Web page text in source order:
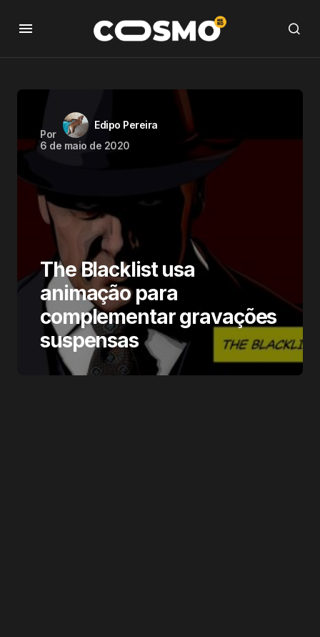
Por
Edipo Pereira
6 de maio de 2020
The Blacklist usa
animação para
complementar gravações
suspensas